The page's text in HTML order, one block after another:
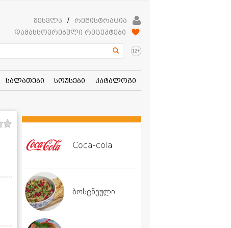
შესვლა /
რეგისტრაცია
დამახსოვრებული რეცეპტები
12+
სალათები სოუსები კატალოგი
Coca-cola
ბოსტნეული